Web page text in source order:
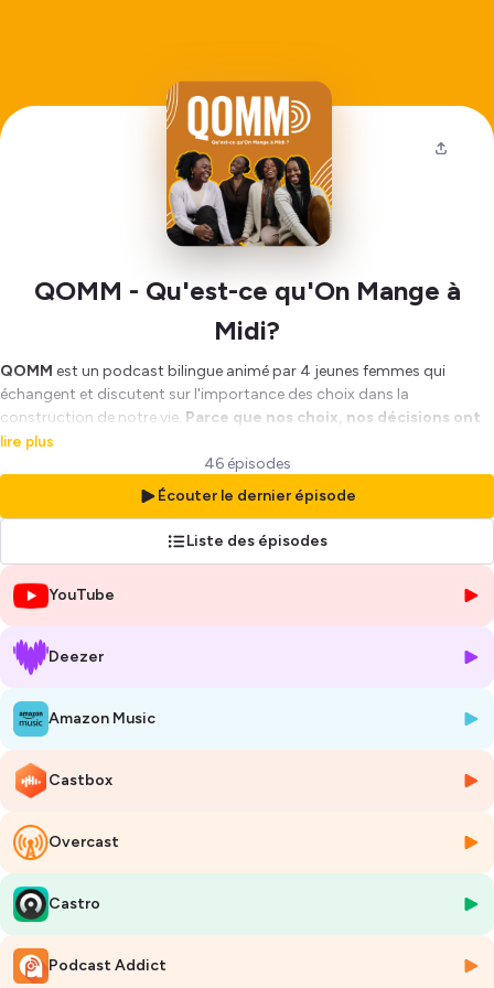
QOMM - Qu'est-ce qu'On Mange à
Midi?
QOMM est un podcast bilingue animé par 4 jeunes femmes qui
échangent et discutent sur l'importance des choix dans la
construction de notre vie. Parce que nos choix, nos décisions ont
un impact sur ce que nous allons manger à midi, sur notre vie
Ce podcast est simplement notre part d'héritage pour notre
génération et pour celles qui suivront. ✨
Dans une ambiance conviviale et avec authenticité nous vous
partagerons nos expériences ainsi que celles de nos invités sur
contribuer au développement des différentes communautés.
Retrouvez-nous chaque dernier vendredi du mois pour un
nouvel épisode!
https://bit.ly/3lhxf5N
Pour nous contacter: qommgroupe@gmail.com
----------------
QOMM
and discuss the importance of the choices made in the construction
of our lives.
will eat for lunch, on our lives...
This podcast is simply a part of our
legacy to our generation and the generations to come. ✨
In a cozy atmosphere and with authenticity we will share our
experiences as well as those of our guests on different topics in order
to build bridges and contribute to the development of our different
lire plus
46 épisodes
Écouter le dernier épisode
Liste des épisodes
YouTube
Deezer
Amazon Music
Castbox
Overcast
Castro
Podcast Addict